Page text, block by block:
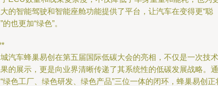
的智能驾驶和智能座舱功能提供了平台，让汽车在变得更“聪
的也更加“绿色”。
汽车蜂巢易创在第五届国际低碳大会的亮相，不仅是一次技术
的展示，更是向业界清晰传递了其系统性的低碳发展战略。通
绿色工厂、绿色研发、绿色产品”三位一体的闭环，蜂巢易创正